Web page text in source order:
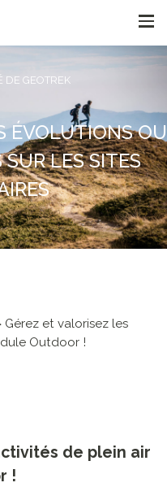
DE GEOTREK
ÉVOLUTIONS OU
LES SITES
Gérez et valorisez les
Outdoor !
de plein air
!